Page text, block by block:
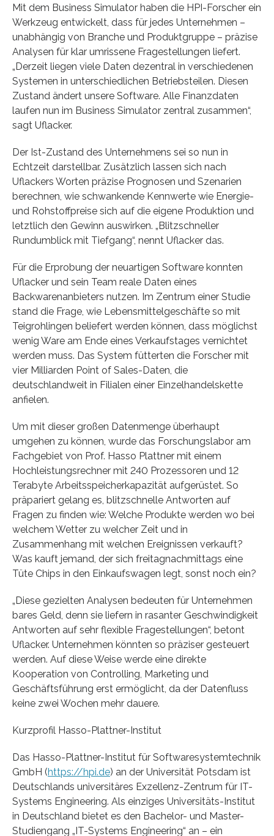
Mit dem Business Simulator haben die HPI-Forscher ein
Werkzeug entwickelt, dass für jedes Unternehmen –
unabhängig von Branche und Produktgruppe – präzise
Analysen für klar umrissene Fragestellungen liefert.
„Derzeit liegen viele Daten dezentral in verschiedenen
Systemen in unterschiedlichen Betriebsteilen. Diesen
Zustand ändert unsere Software. Alle Finanzdaten
laufen nun im Business Simulator zentral zusammen“,
sagt Uflacker.
Der Ist-Zustand des Unternehmens sei so nun in
Echtzeit darstellbar. Zusätzlich lassen sich nach
Uflackers Worten präzise Prognosen und Szenarien
berechnen, wie schwankende Kennwerte wie Energie-
und Rohstoffpreise sich auf die eigene Produktion und
letztlich den Gewinn auswirken. „Blitzschneller
Rundumblick mit Tiefgang“, nennt Uflacker das.
Für die Erprobung der neuartigen Software konnten
Uflacker und sein Team reale Daten eines
Backwarenanbieters nutzen. Im Zentrum einer Studie
stand die Frage, wie Lebensmittelgeschäfte so mit
Teigrohlingen beliefert werden können, dass möglichst
wenig Ware am Ende eines Verkaufstages vernichtet
werden muss. Das System fütterten die Forscher mit
vier Milliarden Point of Sales-Daten, die
deutschlandweit in Filialen einer Einzelhandelskette
anfielen.
Um mit dieser großen Datenmenge überhaupt
umgehen zu können, wurde das Forschungslabor am
Fachgebiet von Prof. Hasso Plattner mit einem
Hochleistungsrechner mit 240 Prozessoren und 12
Terabyte Arbeitsspeicherkapazität aufgerüstet. So
präpariert gelang es, blitzschnelle Antworten auf
Fragen zu finden wie: Welche Produkte werden wo bei
welchem Wetter zu welcher Zeit und in
Zusammenhang mit welchen Ereignissen verkauft?
Was kauft jemand, der sich freitagnachmittags eine
Tüte Chips in den Einkaufswagen legt, sonst noch ein?
„Diese gezielten Analysen bedeuten für Unternehmen
bares Geld, denn sie liefern in rasanter Geschwindigkeit
Antworten auf sehr flexible Fragestellungen“, betont
Uflacker. Unternehmen könnten so präziser gesteuert
werden. Auf diese Weise werde eine direkte
Kooperation von Controlling, Marketing und
Geschäftsführung erst ermöglicht, da der Datenfluss
keine zwei Wochen mehr dauere.
Kurzprofil Hasso-Plattner-Institut
Das Hasso-Plattner-Institut für Softwaresystemtechnik
GmbH (https://hpi.de) an der Universität Potsdam ist
Deutschlands universitäres Exzellenz-Zentrum für IT-
Systems Engineering. Als einziges Universitäts-Institut
in Deutschland bietet es den Bachelor- und Master-
Studiengang „IT-Systems Engineering“ an – ein